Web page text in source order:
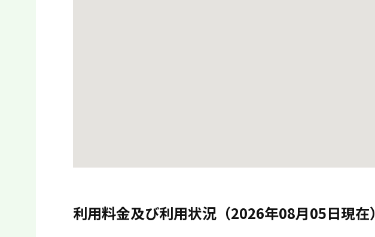
利用料金及び利用状況（2026年08月05日現在）